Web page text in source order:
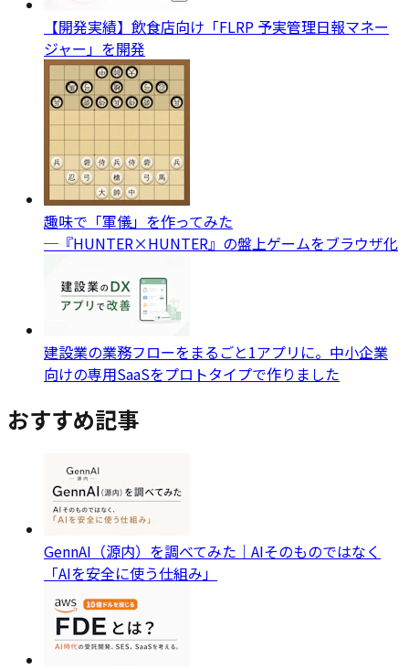
【開発実績】飲食店向け「FLRP 予実管理日報マネー
ジャー」を開発
趣味で「軍儀」を作ってみた
─『HUNTER×HUNTER』の盤上ゲームをブラウザ化
建設業の業務フローをまるごと1アプリに。中小企業
向けの専用SaaSをプロトタイプで作りました
おすすめ記事
GennAI（源内）を調べてみた｜AIそのものではなく
「AIを安全に使う仕組み」